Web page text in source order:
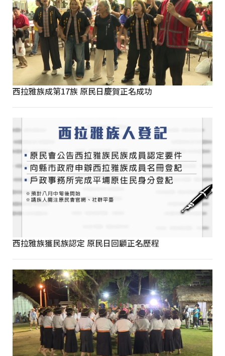
西拉雅族成第17族 原民日慶賀正名成功
西拉雅族獲民族認定 原民日回顧正名歷程